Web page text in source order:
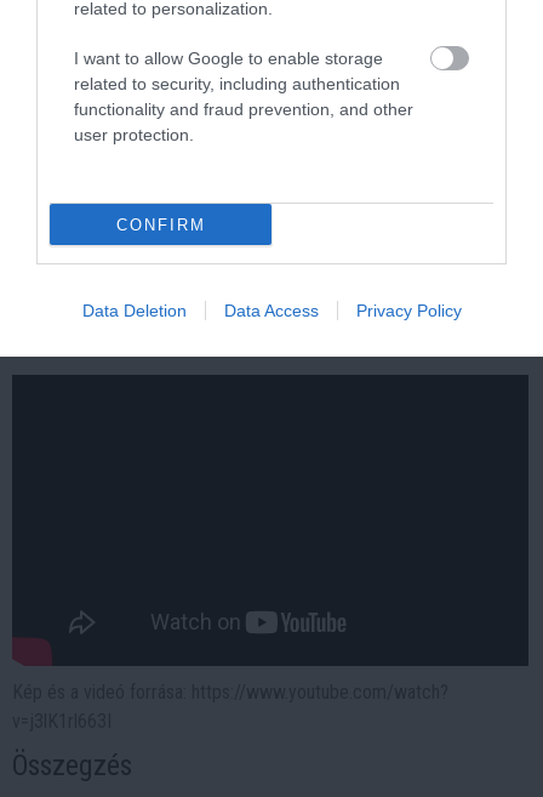
related to personalization.
I want to allow Google to enable storage
related to security, including authentication
functionality and fraud prevention, and other
user protection.
CONFIRM
Data Deletion Data Access Privacy Policy
One Teaspoon And All The Worms In The Body
Die Instantly
More
83 319
Összegzés